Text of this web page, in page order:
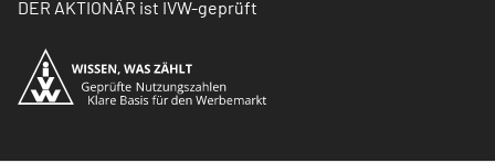
DER AKTIONÄR ist IVW-geprüft